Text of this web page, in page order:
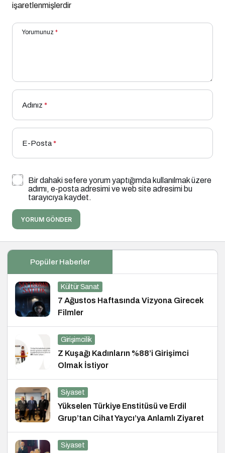
işaretlenmişlerdir
Yorumunuz *
Adınız *
E-Posta*
Bir dahaki sefere yorum yaptığımda kullanılmak üzere
adımı, e-posta adresimi ve web site adresimi bu
tarayıcıya kaydet.
YORUM GÖNDER
Popüler Haberler
Kültür Sanat
7 Ağustos Haftasında Vizyona Girecek
Filmler
Girişimcilik
Z Kuşağı Kadınların %88’i Girişimci
Olmak İstiyor
Siyaset
Yükselen Türkiye Enstitüsü ve Erdil
Grup’tan Cihat Yaycı’ya Anlamlı Ziyaret
Siyaset